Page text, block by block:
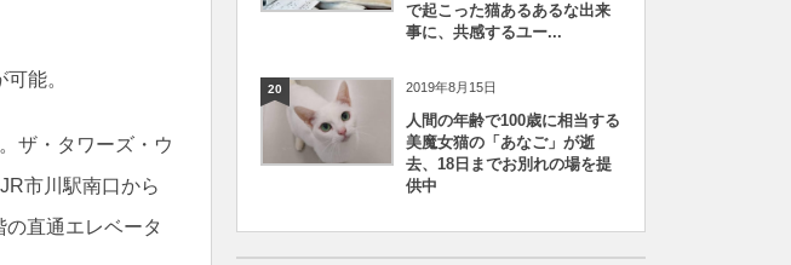
能。
ザ・タワーズ・ウ
市川駅南口から
直通エレベータ
で起こった猫あるあるな出来
事に、共感するユー...
20 2019年8月15日
人間の年齢で100歳に相当する
美魔女猫の「あなご」が逝
去、18日までお別れの場を提
供中